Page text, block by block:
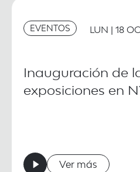
EVENTOS LUN | 18
Inauguración de
exposiciones en
Ver más